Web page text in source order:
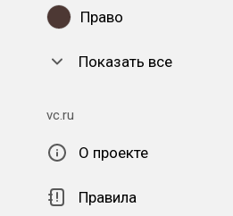
Право
Показать все
vc.ru
О проекте
Правила